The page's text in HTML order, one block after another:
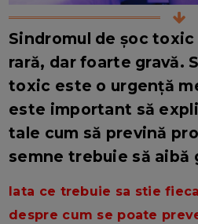
Sindromul de șoc
rară, dar foarte gravă.
toxic este o urgență
este important să
tale cum să prevină
semne trebuie să aibă
Iata ce trebuie sa stie
despre cum se poate